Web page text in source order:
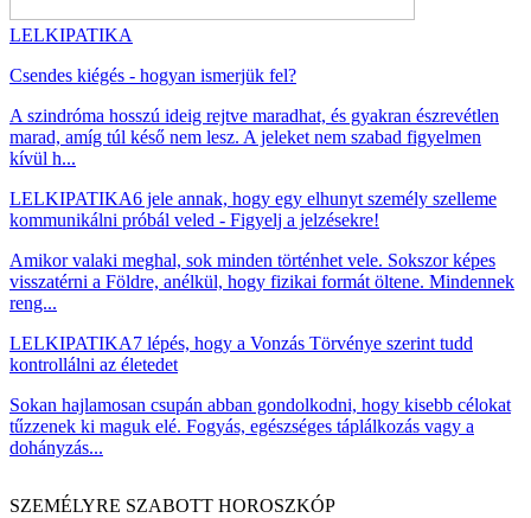
LELKIPATIKA
Csendes kiégés - hogyan ismerjük fel?
A szindróma hosszú ideig rejtve maradhat, és gyakran észrevétlen
marad, amíg túl késő nem lesz. A jeleket nem szabad figyelmen
kívül h...
LELKIPATIKA6 jele annak, hogy egy elhunyt személy szelleme
kommunikálni próbál veled - Figyelj a jelzésekre!
Amikor valaki meghal, sok minden történhet vele. Sokszor képes
visszatérni a Földre, anélkül, hogy fizikai formát öltene. Mindennek
reng...
LELKIPATIKA7 lépés, hogy a Vonzás Törvénye szerint tudd
kontrollálni az életedet
Sokan hajlamosan csupán abban gondolkodni, hogy kisebb célokat
tűzzenek ki maguk elé. Fogyás, egészséges táplálkozás vagy a
dohányzás...
SZEMÉLYRE SZABOTT HOROSZKÓP